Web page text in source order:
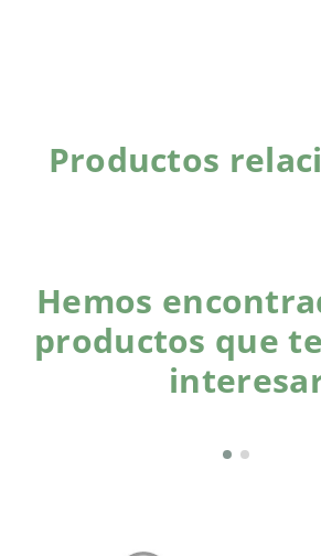
Productos
Hemos
productos que